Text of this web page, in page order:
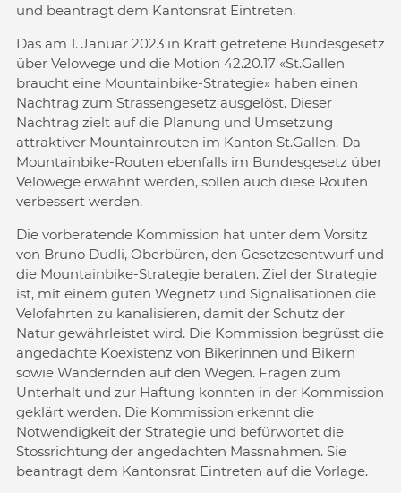
und beantragt dem Kantonsrat Eintreten.
Das am 1. Januar 2023 in Kraft getretene Bundesgesetz
über Velowege und die Motion 42.20.17 «St.Gallen
braucht eine Mountainbike-Strategie» haben einen
Nachtrag zum Strassengesetz ausgelöst. Dieser
Nachtrag zielt auf die Planung und Umsetzung
attraktiver Mountainrouten im Kanton St.Gallen. Da
Mountainbike-Routen ebenfalls im Bundesgesetz über
Velowege erwähnt werden, sollen auch diese Routen
verbessert werden.
Die vorberatende Kommission hat unter dem Vorsitz
von Bruno Dudli, Oberbüren, den Gesetzesentwurf und
die Mountainbike-Strategie beraten. Ziel der Strategie
ist, mit einem guten Wegnetz und Signalisationen die
Velofahrten zu kanalisieren, damit der Schutz der
Natur gewährleistet wird. Die Kommission begrüsst die
angedachte Koexistenz von Bikerinnen und Bikern
sowie Wandernden auf den Wegen. Fragen zum
Unterhalt und zur Haftung konnten in der Kommission
geklärt werden. Die Kommission erkennt die
Notwendigkeit der Strategie und befürwortet die
Stossrichtung der angedachten Massnahmen. Sie
beantragt dem Kantonsrat Eintreten auf die Vorlage.